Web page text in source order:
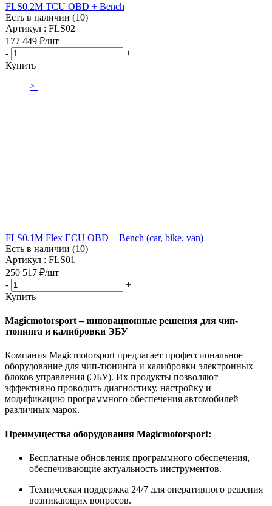
FLS0.2M TCU OBD + Bench
Есть в наличии (10)
Артикул : FLS02
177 449 ₽/шт
-
+
Купить
>
FLS0.1M Flex ECU OBD + Bench (car, bike, van)
Есть в наличии (10)
Артикул : FLS01
250 517 ₽/шт
-
+
Купить
Magicmotorsport – инновационные решения для чип-
тюнинга и калибровки ЭБУ
Компания Magicmotorsport предлагает профессиональное
оборудование для чип-тюнинга и калибровки электронных
блоков управления (ЭБУ). Их продукты позволяют
эффективно проводить диагностику, настройку и
модификацию программного обеспечения автомобилей
различных марок.
Преимущества оборудования Magicmotorsport:
Бесплатные обновления программного обеспечения,
обеспечивающие актуальность инструментов.
Техническая поддержка 24/7 для оперативного решения
возникающих вопросов.